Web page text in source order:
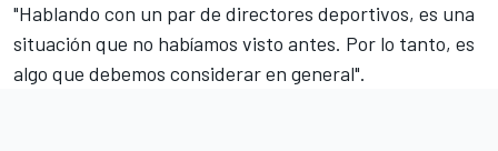
"Hablando con un par de directores deportivos, es una
situación que no habíamos visto antes. Por lo tanto, es
algo que debemos considerar en general".